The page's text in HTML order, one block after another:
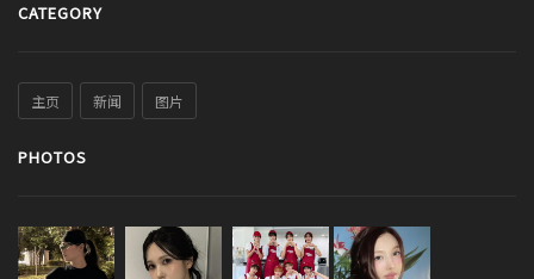
CATEGORY
主页 新闻 图片
PHOTOS